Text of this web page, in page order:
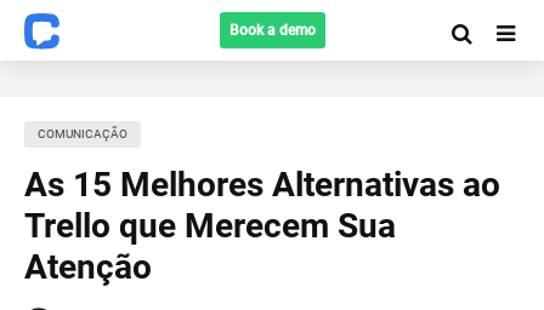
Book a demo
COMUNICAÇÃO
As 15 Melhores Alternativas ao
Trello que Merecem Sua
Atenção